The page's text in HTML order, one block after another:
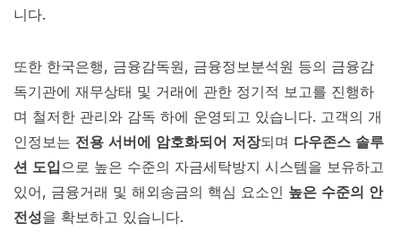
니다.
또한 한국은행, 금융감독원, 금융정보분석원 등의 금융감
독기관에 재무상태 및 거래에 관한 정기적 보고를 진행하
며 철저한 관리와 감독 하에 운영되고 있습니다. 고객의 개
인정보는 전용 서버에 암호화되어 저장되며 다우존스 솔루
션 도입으로 높은 수준의 자금세탁방지 시스템을 보유하고
있어, 금융거래 및 해외송금의 핵심 요소인 높은 수준의 안
전성을 확보하고 있습니다.